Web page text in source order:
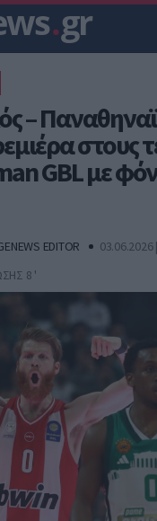
.gr
–
στους
GBL με
EDITOR
03.06.2026
8 '